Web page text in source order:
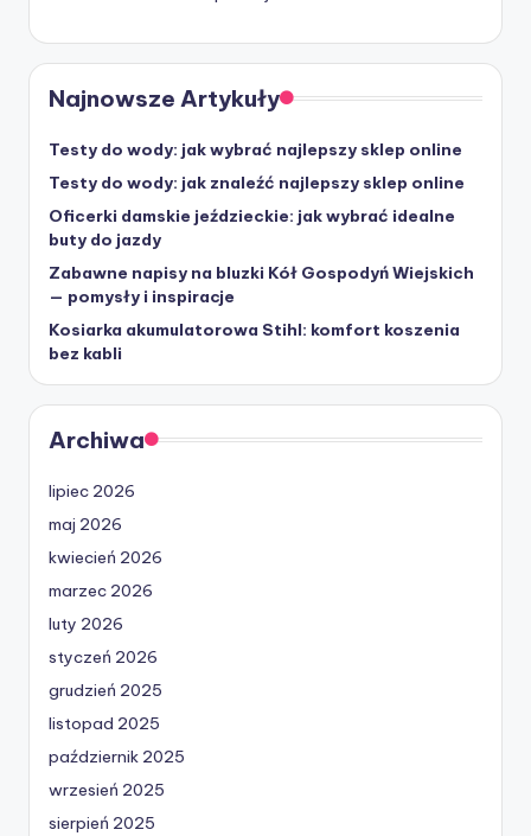
Najnowsze Artykuły
Testy do wody: jak wybrać najlepszy sklep online
Testy do wody: jak znaleźć najlepszy sklep online
Oficerki damskie jeździeckie: jak wybrać idealne
buty do jazdy
Zabawne napisy na bluzki Kół Gospodyń Wiejskich
— pomysły i inspiracje
Kosiarka akumulatorowa Stihl: komfort koszenia
bez kabli
Archiwa
lipiec 2026
maj 2026
kwiecień 2026
marzec 2026
luty 2026
styczeń 2026
grudzień 2025
listopad 2025
październik 2025
wrzesień 2025
sierpień 2025